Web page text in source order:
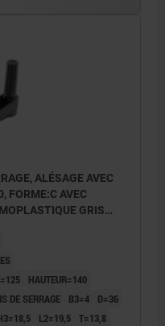
ALÉSAGE AVEC
FORME:C AVEC
GRIS
HAUTEUR=140
DE SERRAGE B3=4
D=36
L2=19,5 T=13,8